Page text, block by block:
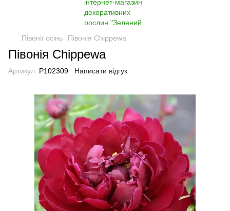
Півонії осінь Півонія Chippewa
Півонія Chippewa
Артикул: P102309 Написати відгук